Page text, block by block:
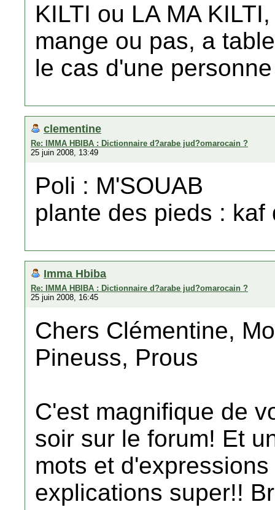
KILTI ou LA MA
mange ou pas, a
le cas d'une
clementine
Re: IMMA HBIBA : Dictionnaire d?arabe jud?omarocain ?
25 juin 2008, 13:49
Poli : M'SOUAB
plante des pieds : kaf
Imma Hbiba
Re: IMMA HBIBA : Dictionnaire d?arabe jud?omarocain ?
25 juin 2008, 16:45
Chers Clémentine,
Pineuss, Prous
C'est magnifique de
soir sur le forum! Et
mots et
explications super!!